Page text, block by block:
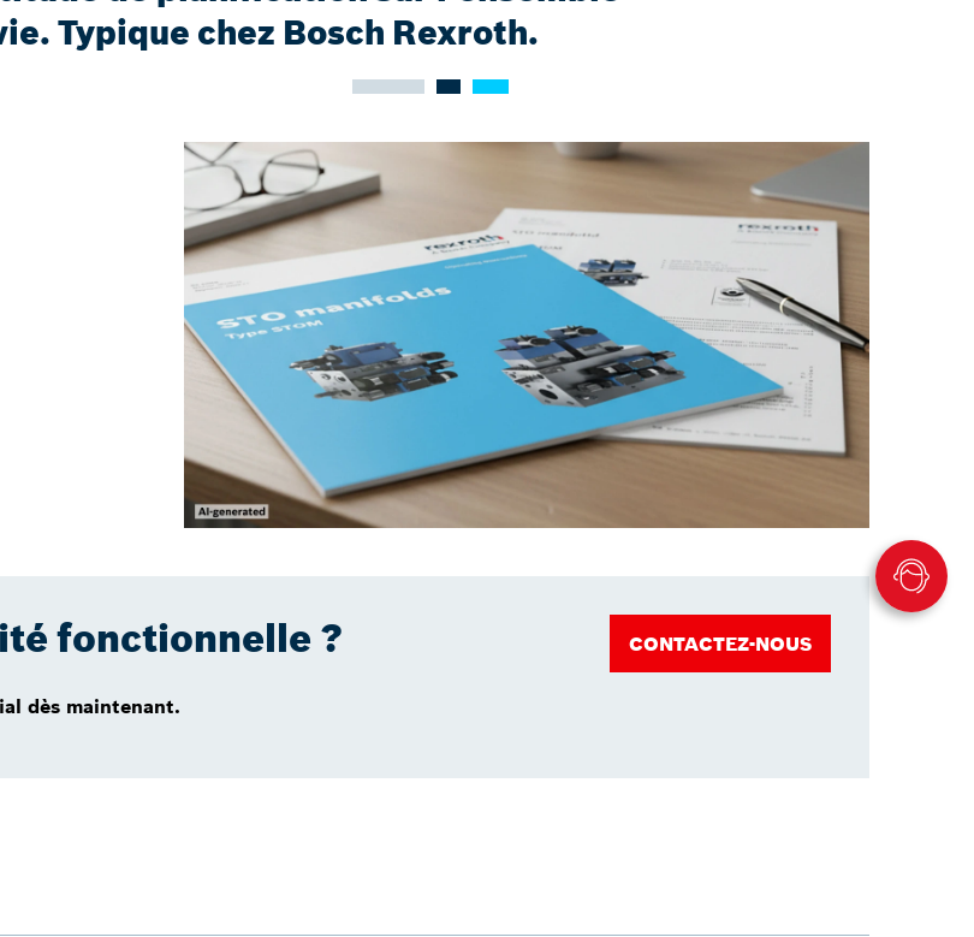
Typique chez Bosch Rexroth.
fonctionnelle ?
dès maintenant.
CONTACTEZ-NOUS